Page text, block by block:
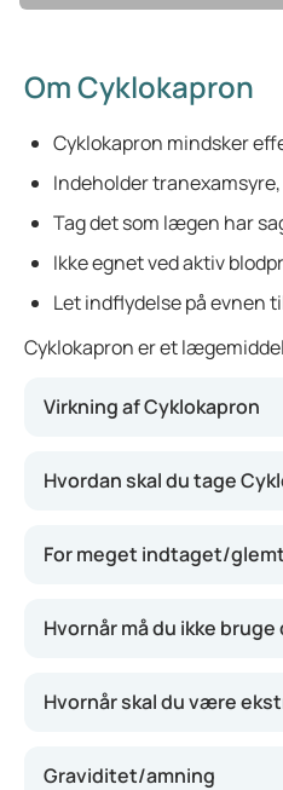
Om Cyklokapron
Cyklokapron mindsker
Indeholder
Tag det som lægen har
Ikke egnet ved aktiv
Let indflydelse på evnen
Cyklokapron er et
Virkning af Cyklokapron
Hvordan skal du tage
For meget indtaget/
Hvornår må du ikke bruge
Hvornår skal du være
Graviditet/amning